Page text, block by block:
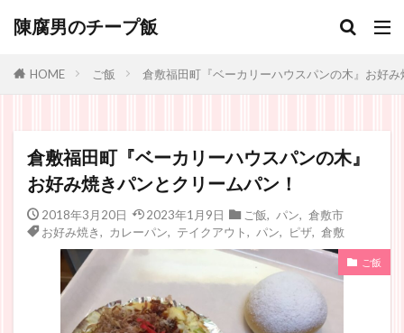
陳腐男のチープ飯
HOME ご飯 倉敷福田町『ベーカリーハウスパンの木』お好
倉敷福田町『ベーカリーハウスパンの木』
お好み焼きパンとクリームパン！
2018年3月20日 2023年1月9日 ご飯 パン
倉敷市
お好み焼き
カレーパン テイクアウト パン ピザ, 倉敷
ご飯